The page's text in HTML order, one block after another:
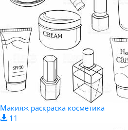
Макияж раскраска косметика
11